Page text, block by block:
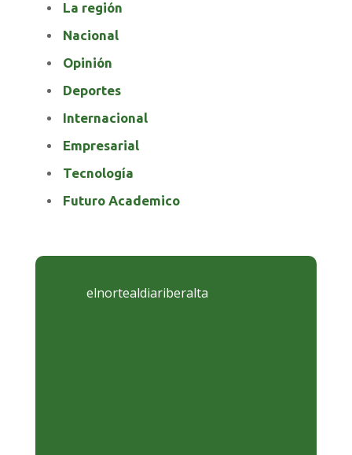
La región
Nacional
Opinión
Deportes
Internacional
Empresarial
Tecnología
Futuro Academico
elnortealdiariberalta